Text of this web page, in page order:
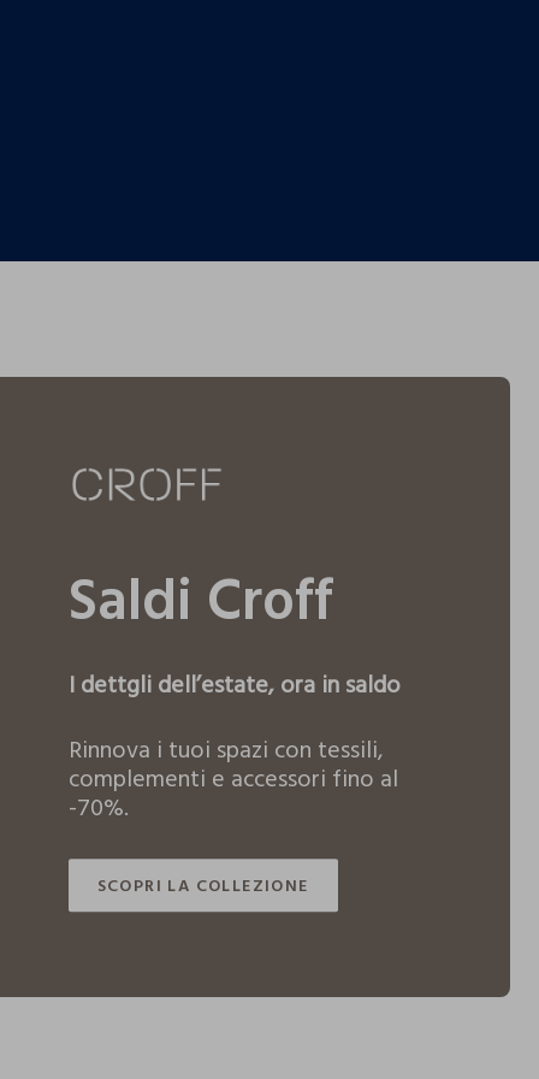
Saldi Croff
I dettgli dell’estate, ora in saldo
Rinnova i tuoi spazi con tessili,
complementi e accessori fino al
-70%.
SCOPRI LA COLLEZIONE
SCOPRI LA COLLEZIONE
Arredo